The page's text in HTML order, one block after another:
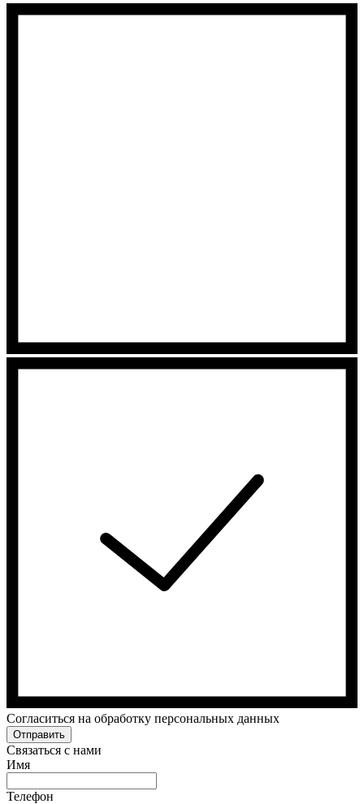
Cогласиться на обработку персональных данных
Отправить
Связаться с нами
Имя
Телефон